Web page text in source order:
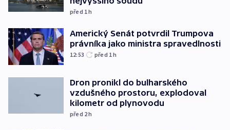
před 1h
Americký Senát potvrdil Trumpova
právníka jako ministra spravedlnosti
12:53 před 1h
Dron pronikl do bulharského
vzdušného prostoru, explodoval
kilometr od plynovodu
před 2h